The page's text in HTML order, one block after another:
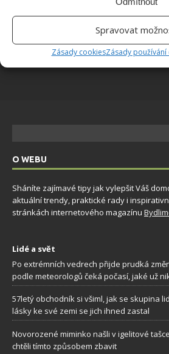
Spravovat
Zásady cookiesZásady používání
způsoby, jak její
7.8.2026
O WEBU
Sháníte zajímavé tipy jak vylepšit Váš
aktuální trendy, praktické rady i
stránkách internetového magazínu
Lidé a svět
Po extrémních vedrech přijde prudká
podle meteorologů čeká počasí, jaké už
57letý obchodník si všiml, jak se skupina
lásky ke své zemi se jich ihned zastal
Novorozené miminko našli v igelitové
chtěli tímto způsobem zbavit